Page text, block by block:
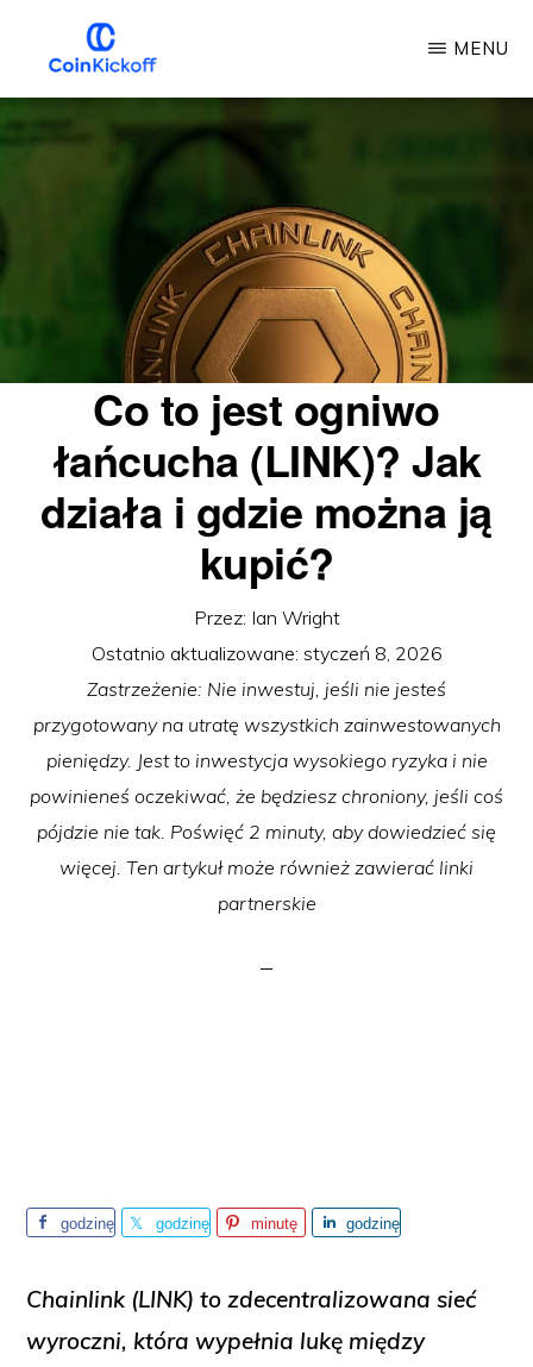
głównej
COIN
KICKOFF
MENU
Co to jest ogniwo
łańcucha (LINK)? Jak
działa i gdzie można ją
kupić?
Przez: Ian Wright
Ostatnio aktualizowane: styczeń 8, 2026
Zastrzeżenie: Nie inwestuj, jeśli nie jesteś
przygotowany na utratę wszystkich zainwestowanych
pieniędzy. Jest to inwestycja wysokiego ryzyka i nie
powinieneś oczekiwać, że będziesz chroniony, jeśli coś
pójdzie nie tak. Poświęć 2 minuty, aby dowiedzieć się
więcej. Ten artykuł może również zawierać linki
partnerskie
godzinę
godzinę
minutę
godzinę
Chainlink (LINK) to zdecentralizowana sieć
wyroczni, która wypełnia lukę między